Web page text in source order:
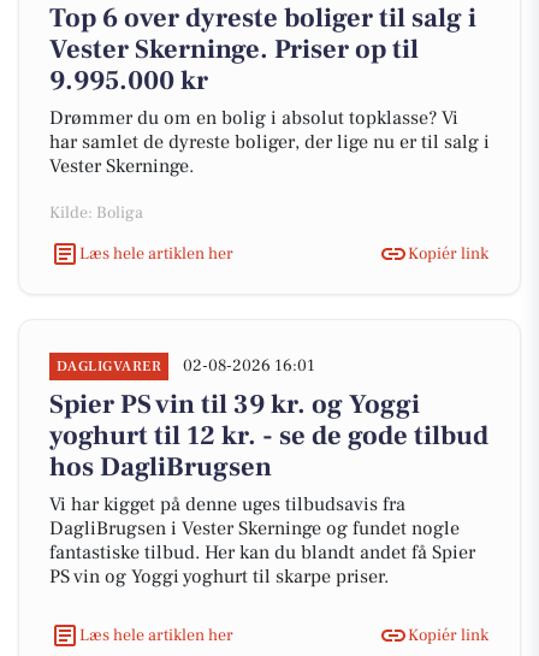
Top 6 over dyreste boliger til salg i
Vester Skerninge. Priser op til
9.995.000 kr
Drømmer du om en bolig i absolut topklasse? Vi
har samlet de dyreste boliger, der lige nu er til salg i
Vester Skerninge.
Kilde: Boliga
Læs hele artiklen her
Kopiér link
DAGLIGVARER 02-08-2026 16:01
Spier PS vin til 39 kr. og Yoggi
yoghurt til 12 kr. - se de gode tilbud
hos DagliBrugsen
Vi har kigget på denne uges tilbudsavis fra
DagliBrugsen i Vester Skerninge og fundet nogle
fantastiske tilbud. Her kan du blandt andet få Spier
PS vin og Yoggi yoghurt til skarpe priser.
Læs hele artiklen her Kopiér link